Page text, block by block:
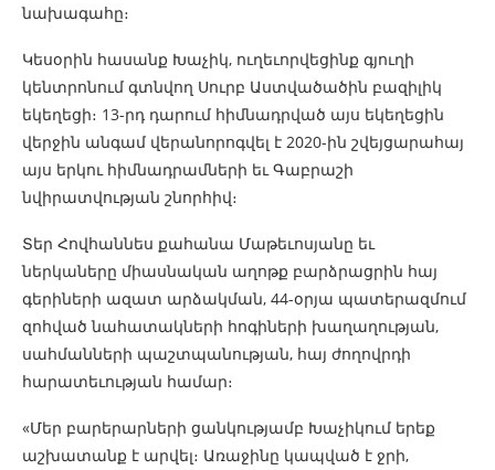
նախագահը։
Կեսօրին հասանք Խաչիկ, ուղեւորվեցինք գյուղի
կենտրոնում գտնվող Սուրբ Աստվածածին բազիլիկ
եկեղեցի։ 13-րդ դարում հիմնադրված այս եկեղեցին
վերջին անգամ վերանորոգվել է 2020-ին շվեյցարահայ
այս երկու հիմնադրամների եւ Գաբրաշի
նվիրատվության շնորհիվ։
Տեր Հովհաննես քահանա Մաթեւոսյանը եւ
ներկաները միասնական աղոթք բարձրացրին հայ
գերիների ազատ արձակման, 44-օրյա պատերազմում
զոհված նահատակների հոգիների խաղաղության,
սահմանների պաշտպանության, հայ ժողովրդի
հարատեւության համար։
«Մեր բարերարների ցանկությամբ Խաչիկում երեք
աշխատանք է արվել։ Առաջինը կապված է ջրի,